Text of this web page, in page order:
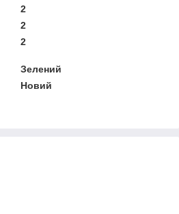
2
2
2
Зелений
Новий